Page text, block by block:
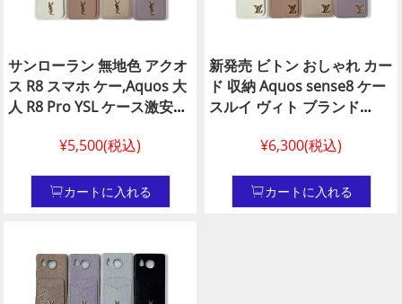
サンローラン 無地色 アクオ
ス R8 スマホ ケー,Aquos 大
人 R8 Pro YSL ケース激安
ース ブランドスマホ ケース
ス7 偽物サンローラン
Aquos スマホ ケースサンロ
マホ ケースysl風 Aquosセン
ス 8 携帯 ケース通販イヴサ
ンローラン風 アクオス カバ
¥5,500(税込)
カートに入れる
新発売 ビトン おしゃれ カー
ド 収納 Aquos sense8 ケー
スルイ ヴィト ブランド
帯 ケース買う ルイ ヴィト
7 Plus ケース,ビトン 風 ハイ
ブランド スマホ ケース
¥6,300(税込)
カートに入れる